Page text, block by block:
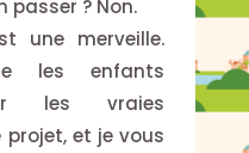
passer ? Non.
une merveille.
les enfants
les vraies
et je vous